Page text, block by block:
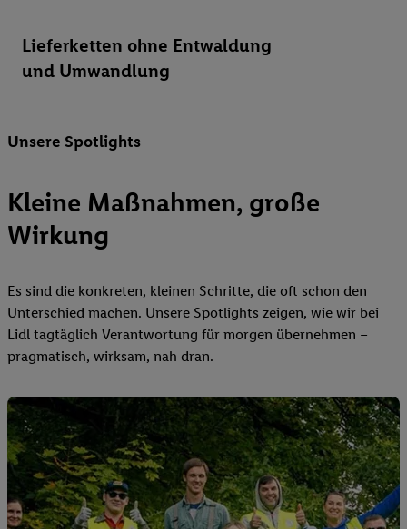
Lieferketten ohne Entwaldung
und Umwandlung
Unsere Spotlights
Kleine Maßnahmen, große
Wirkung
Es sind die konkreten, kleinen Schritte, die oft schon den
Unterschied machen. Unsere Spotlights zeigen, wie wir bei
Lidl tagtäglich Verantwortung für morgen übernehmen –
pragmatisch, wirksam, nah dran.